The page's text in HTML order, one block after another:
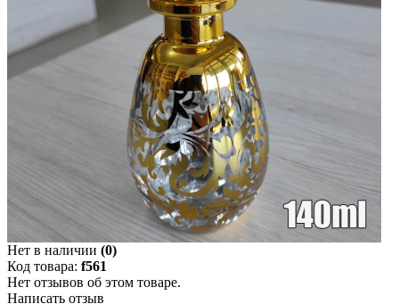
Нет в наличии (0)
Код товара: f561
Нет отзывов об этом товаре.
Написать отзыв